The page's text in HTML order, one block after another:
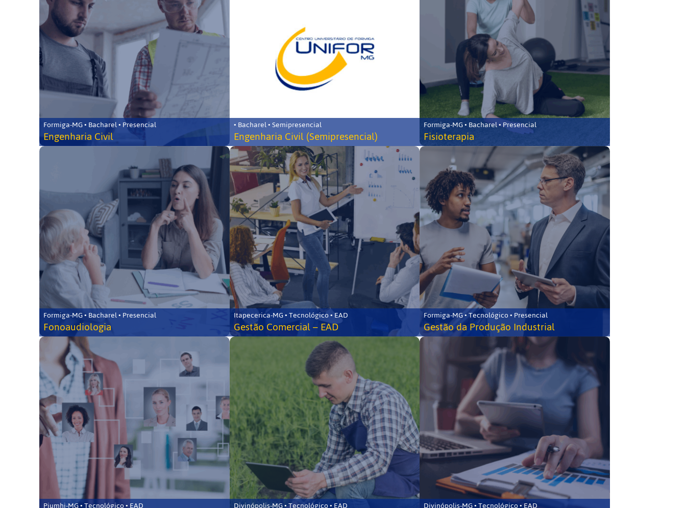
Formiga-MG • Bacharel • Presencial
Engenharia Civil
• Bacharel • Semipresencial
Engenharia Civil (Semipresencial)
Formiga-MG • Bacharel • Presencial
Fisioterapia
Formiga-MG • Bacharel • Presencial
Fonoaudiologia
Itapecerica-MG • Tecnológico • EAD
Gestão Comercial – EAD
Formiga-MG • Tecnológico • Presencial
Gestão da Produção Industrial